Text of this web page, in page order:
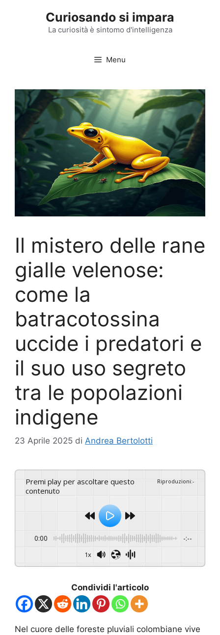
Curiosando si impara
La curiosità è sintomo d'intelligenza
Menu
Il mistero delle rane
gialle velenose:
come la
batracotossina
uccide i predatori e
il suo uso segreto
tra le popolazioni
indigene
23 Aprile 2025 di Andrea Bertolotti
Premi play per ascoltare questo
contenuto
Riproduzioni:-
0:00 -:--
1x
Condividi l'articolo
Nel cuore delle foreste pluviali colombiane vive